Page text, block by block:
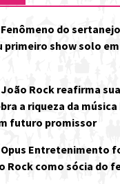
Fenômeno do
primeiro show solo
João Rock reafirma sua
a riqueza da
futuro promissor
Opus Entretenimento
Rock como sócia do